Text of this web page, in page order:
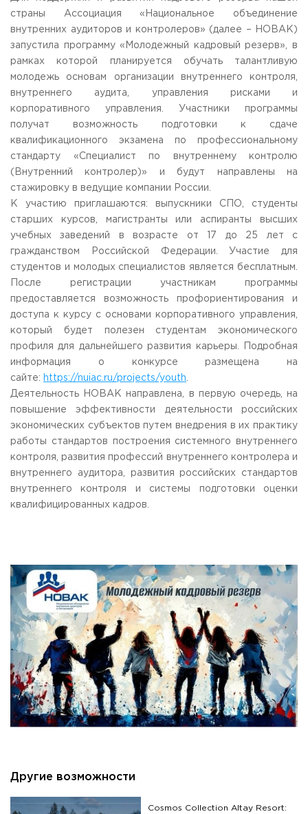
Научная деятельность
Дополнительное образование
Федеральный ресурсный центр
Федеральное учебно-методическое объединение в
системе ВО
Федеральное учебно-методическое объединение в
системе СПО
Профком
Конкурс ППС
Сведения об образовательнойорганизации
АДРЕС
141221, Московская обл.,Городской округ Пушкинский,
ТЕЛЕФОНЫ
+7 (495) 940 83 00
+7 (495) 940 83 58 - Приемная комиссия
E-MAIL
info@rguts.ru
obrashenia@rguts.ru
priem@rguts.ru - Приемная комиссия
пн-чт: с 09:00 до 18:00;
пт: с 09:00 до 16:45;
сб-вс: выходной
пн-пт: с 10:00 до 17:00;
сб: с 10:00 до 15:30;
вс: выходной.
страны Ассоциация «Национальное объединение
внутренних аудиторов и контролеров» (далее – НОВАК)
запустила программу «Молодежный кадровый резерв», в
рамках которой планируется обучать талантливую
молодежь основам организации внутреннего контроля,
внутреннего аудита, управления рисками и
корпоративного управления. Участники программы
получат возможность подготовки к сдаче
квалификационного экзамена по профессиональному
стандарту «Специалист по внутреннему контролю
(Внутренний контролер)» и будут направлены на
стажировку в ведущие компании России.
К участию приглашаются: выпускники СПО, студенты
старших курсов, магистранты или аспиранты высших
учебных заведений в возрасте от 17 до 25 лет с
гражданством Российской Федерации. Участие для
студентов и молодых специалистов является бесплатным.
После регистрации участникам программы
предоставляется возможность профориентирования и
доступа к курсу с основами корпоративного управления,
который будет полезен студентам экономического
профиля для дальнейшего развития карьеры. Подробная
информация о конкурсе размещена на
сайте: https://nuiac.ru/projects/youth
Деятельность НОВАК направлена, в первую очередь, на
повышение эффективности деятельности российских
экономических субъектов путем внедрения в их практику
работы стандартов построения системного внутреннего
контроля, развития профессий внутреннего контролера и
внутреннего аудитора, развития российских стандартов
внутреннего контроля и системы подготовки оценки
квалифицированных кадров.
Другие возможности
Cosmos Collection Altay Resort: